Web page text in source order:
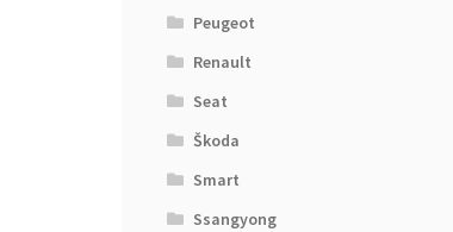
Peugeot
Renault
Seat
Škoda
Smart
Ssangyong